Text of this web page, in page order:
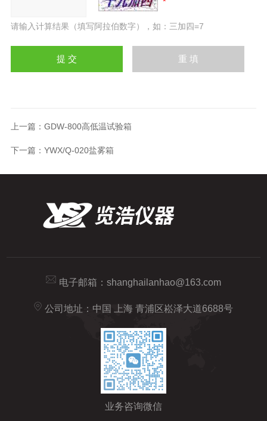
请输入计算结果（填写阿拉伯数字），如：三加四=7
上一篇： GDW-800高低温试验箱
下一篇： YWX/Q-020盐雾箱
电子邮箱： shanghailanhao@163.com
公司地址：中国 上海 青浦区崧泽大道6688号
业务咨询微信